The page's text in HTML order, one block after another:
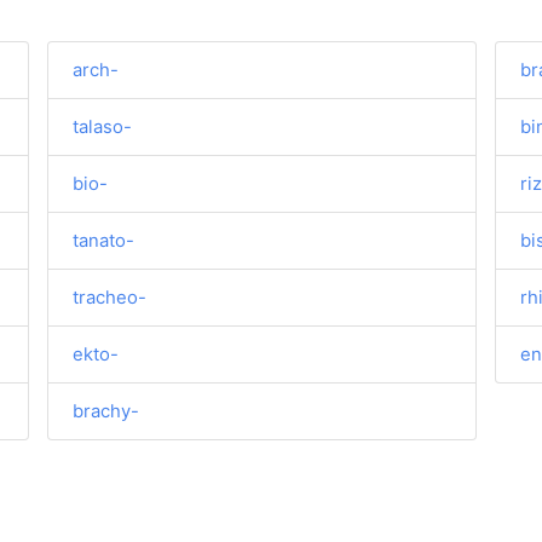
arch-
talaso-
bio-
tanato-
tracheo-
ekto-
brachy-